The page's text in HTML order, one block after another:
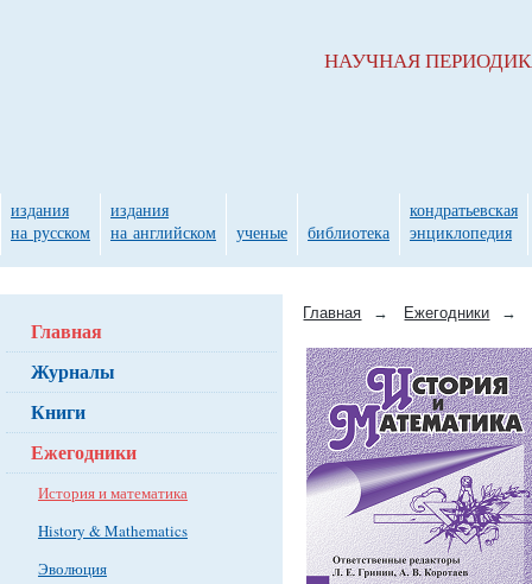
Главная → Ежегодники →
Главная
Журналы
Книги
Ежегодники
История и математика
History & Mathematics
Эволюция
НАУЧНАЯ
издания
на русском
издания
на английском
ученые библиотека
кондратьевская
энциклопедия